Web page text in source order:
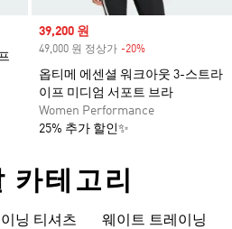
Sale price
39,200 원
49,000 원 정상가 -20%
옵티메 에센셜 워크아웃 3-스트라
이프 미디엄 서포트 브라
Women Performance
25% 추가 할인✨
카테고리
닝 티셔츠 웨이트 트레이닝